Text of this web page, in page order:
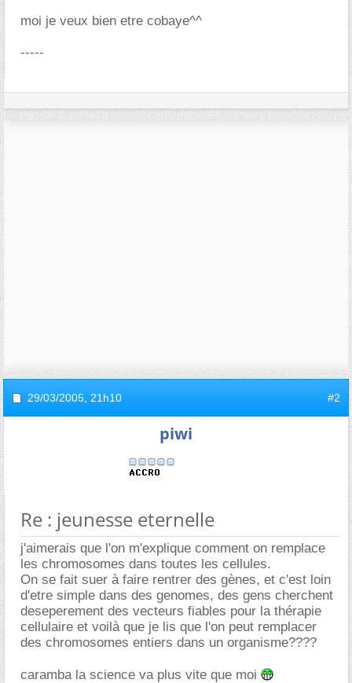
moi je veux bien etre cobaye^^
-----
29/03/2005, 21h10 #2
piwi
Re : jeunesse eternelle
j'aimerais que l'on m'explique comment on remplace
les chromosomes dans toutes les cellules.
On se fait suer à faire rentrer des gènes, et c'est loin
d'etre simple dans des genomes, des gens cherchent
deseperement des vecteurs fiables pour la thérapie
cellulaire et voilà que je lis que l'on peut remplacer
des chromosomes entiers dans un organisme????
caramba la science va plus vite que moi